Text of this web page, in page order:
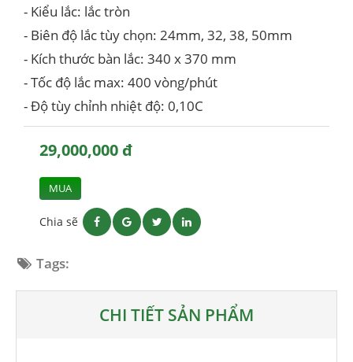
- Kiểu lắc: lắc tròn
- Biên độ lắc tùy chọn: 24mm, 32, 38, 50mm
- Kích thước bàn lắc: 340 x 370 mm
- Tốc độ lắc max: 400 vòng/phút
- Độ tùy chỉnh nhiệt độ: 0,10C
29,000,000 đ
MUA
Chia sẽ
Tags:
CHI TIẾT SẢN PHẨM